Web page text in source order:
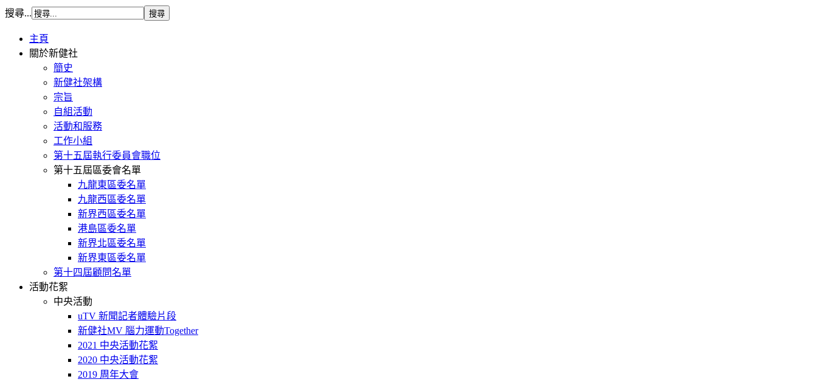
搜尋...
主頁
關於新健社
簡史
新健社架構
宗旨
自組活動
活動和服務
工作小組
第十五屆執行委員會職位
第十五屆區委會名單
九龍東區委名單
九龍西區委名單
新界西區委名單
港島區委名單
新界北區委名單
新界東區委名單
第十四屆顧問名單
活動花絮
中央活動
uTV 新聞記者體驗片段
新健社MV 腦力運動Together
2021 中央活動花絮
2020 中央活動花絮
2019 周年大會